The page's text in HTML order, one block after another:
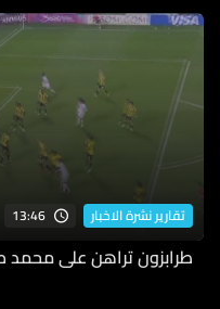
تقارير نشرة الاخبار 13:46
طرابزون تراهن على محمد